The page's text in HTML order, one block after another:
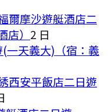
爾摩沙遊艇酒店二
） 2 日
一天義大)（宿：義
西安平飯店二日遊